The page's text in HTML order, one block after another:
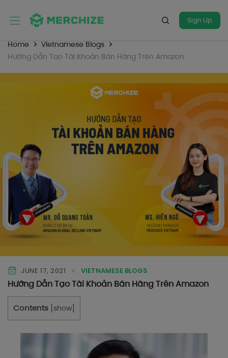
Sign Up
Home
Vietnamese Blogs
Hướng Dẫn Tạo Tài Khoản Bán Hàng Trên Amazon
JUNE 17, 2021 VIETNAMESE BLOGS
Hướng Dẫn Tạo Tài Khoản Bán Hàng Trên Amazon
Contents show